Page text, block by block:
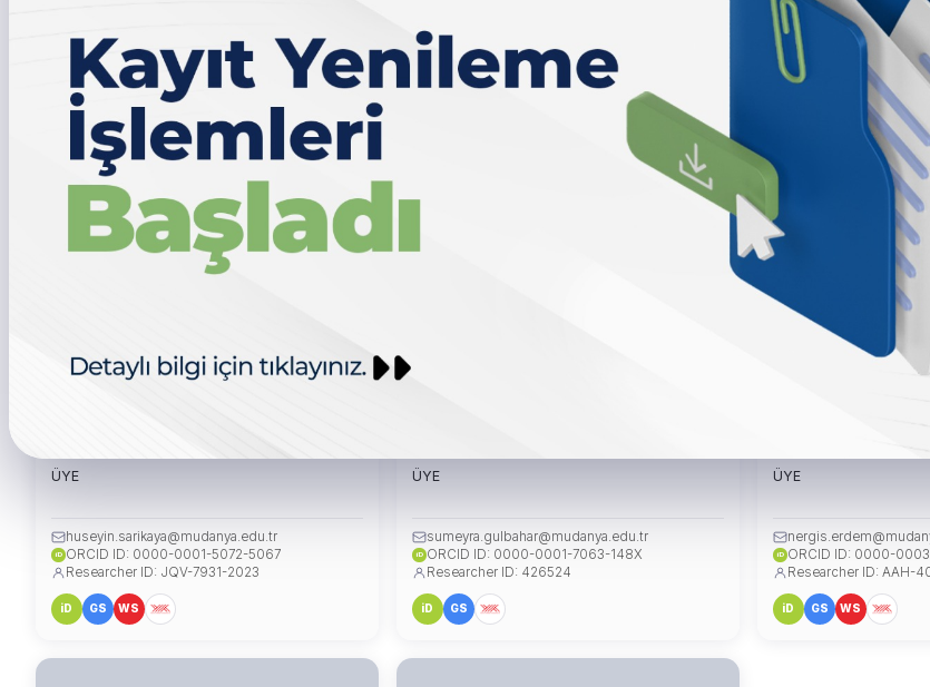
ÜYE
huseyin.sarikaya@mudanya.edu.tr
iD ORCID ID: 0000-0001-5072-5067
Researcher ID: JQV-7931-2023
iD GS WS
ÜYE
sumeyra.gulbahar@mudanya.edu.tr
iD ORCID ID: 0000-0001-7063-148X
Researcher ID: 426524
iD GS
Dr. Öğr. Üyesi
ÜYE
iD ORCID ID: 0000-
Researcher ID: AAH-
iD GS WS